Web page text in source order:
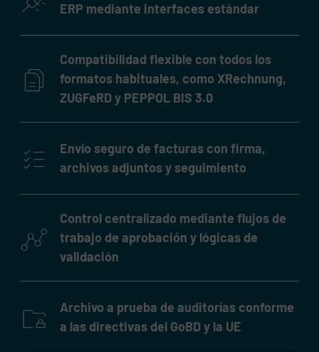
ERP mediante interfaces estándar
Compatibilidad flexible con todos los
formatos habituales, como XRechnung,
ZUGFeRD y PEPPOL BIS 3.0
Envío seguro de facturas con firma,
archivos adjuntos y seguimiento
Control centralizado mediante flujos de
trabajo de aprobación y lógicas de
validación
Archivo a prueba de auditorías conforme
a las directivas del GoBD y la UE